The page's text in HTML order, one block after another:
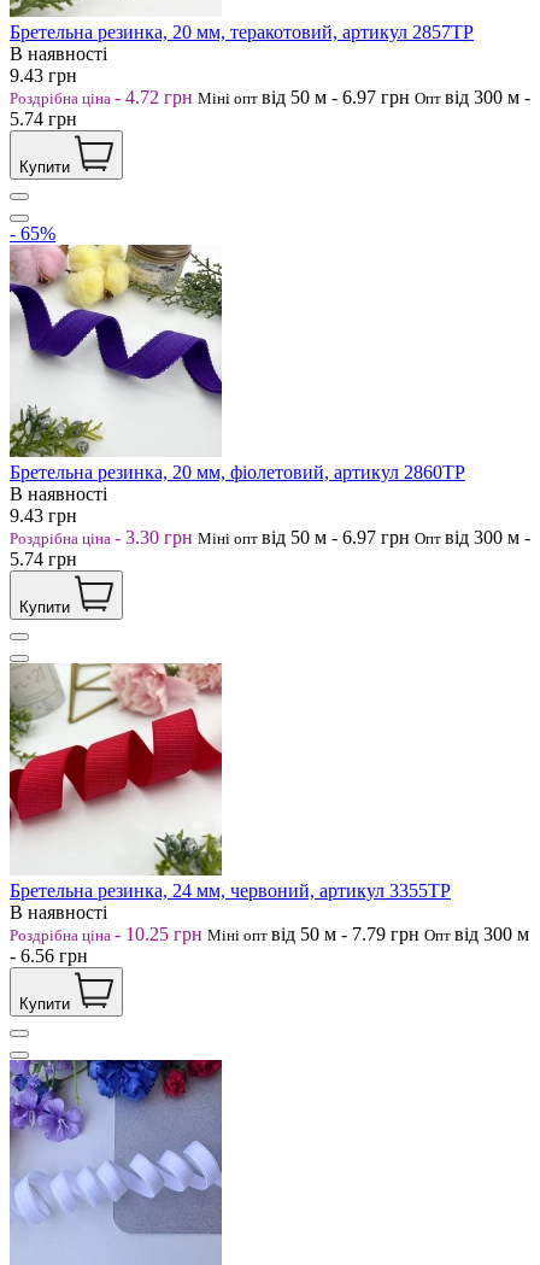
Бретельна резинка, 20 мм, теракотовий, артикул 2857ТР
В наявності
9.43 грн
Роздрібна ціна - 4.72 грн Міні опт від 50 м - 6.97 грн Опт від 300 м -
5.74 грн
Купити
- 65%
Бретельна резинка, 20 мм, фіолетовий, артикул 2860ТР
В наявності
9.43 грн
Роздрібна ціна - 3.30 грн Міні опт від 50 м - 6.97 грн Опт від 300 м -
5.74 грн
Купити
Бретельна резинка, 24 мм, червоний, артикул 3355ТР
В наявності
Роздрібна ціна - 10.25 грн Міні опт від 50 м - 7.79 грн Опт від 300 м
- 6.56 грн
Купити